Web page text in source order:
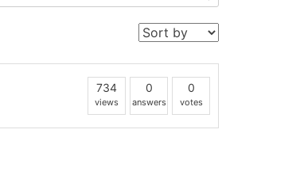
734
views
0
answers
0
votes